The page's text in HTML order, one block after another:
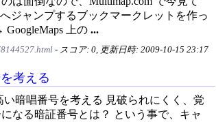
ジャンプするブックマークレットを作っ
上の ...
- スコア: 0, 更新日時: 2009-10-15 23:17
考える
い暗唱番号を考える 見破られにくく、覚
なる暗証番号とは？ という事で、キャ